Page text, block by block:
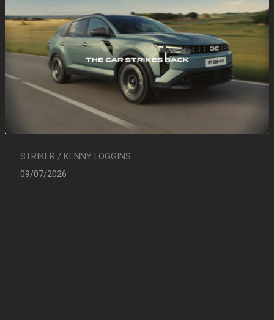
STRIKER / KENNY LOGGINS
09/07/2026